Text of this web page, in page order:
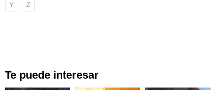
Y Z
Te puede interesar